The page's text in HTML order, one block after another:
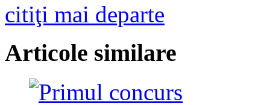
citiţi mai departe
Articole similare